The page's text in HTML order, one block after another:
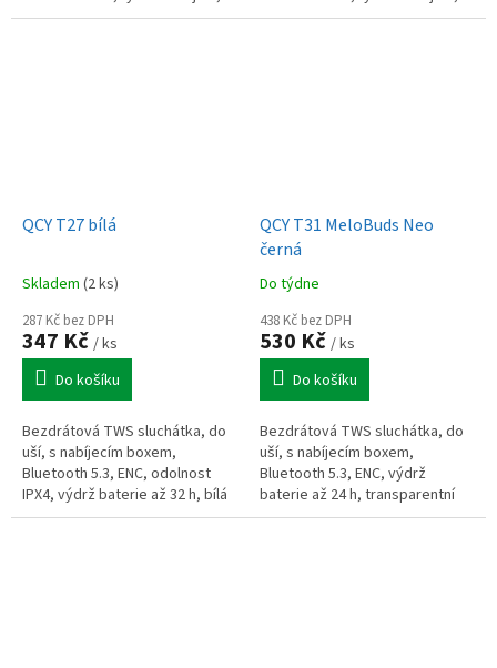
výdrž baterie až 30 h, bílá
výdrž baterie až 30 h, černá
QCY T27 bílá
Skladem (2 ks)
287 Kč bez DPH
347 Kč / ks
Do košíku
Bezdrátová TWS sluchátka, do
uší, s nabíjecím boxem,
Bluetooth 5.3, ENC, odolnost
IPX4, výdrž baterie až 32 h, bílá
QCY T31 MeloBuds Neo
černá
Do týdne
438 Kč bez DPH
530 Kč / ks
Do košíku
Bezdrátová TWS sluchátka, do
uší, s nabíjecím boxem,
Bluetooth 5.3, ENC, výdrž
baterie až 24 h, transparentní
černá